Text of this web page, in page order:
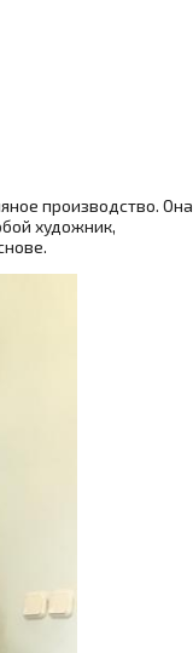
производство. Она
художник,